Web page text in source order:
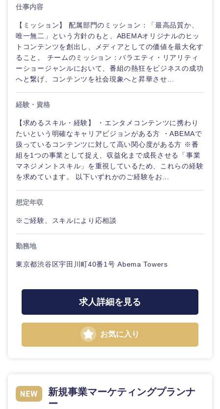
仕事内容
【ミッション】 配属部門のミッション：「最高品質か、
唯一無二」という方針のもと、ABEMAオリジナルのヒッ
トコンテンツを創出し、メディアとしての価値を最大化す
ること。 チームのミッション：バラエティ・リアリティ
ーショージャンルにおいて、番組の熱狂をビジネスの成功
へと繋げ、コンテンツを社会現象へと昇華させ...
経験・資格
【求めるスキル・経験】 ・エンタメコンテンツに携わり
たいという明確なキャリアビジョンがある方 ・ABEMAで
扱っているコンテンツに対して高い関心度がある方 ※番
組を1つの事業として捉え、収益化まで成長させる「事業
マネジメントスキル」を重視しているため、これらの経験
を求めています。 以下いずれかのご経験をお...
想定年収
※ご経験、スキルにより応相談
勤務地
東京都渋谷区宇田川町40番1号 Abema Towers
求人詳細を見る
お気に入り
新規事業マーケティングプランナ
ー